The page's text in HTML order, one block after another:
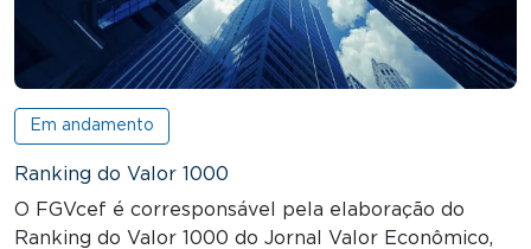
Em andamento
Ranking do Valor 1000
O FGVcef é corresponsável pela elaboração do
Ranking do Valor 1000 do Jornal Valor Econômico,